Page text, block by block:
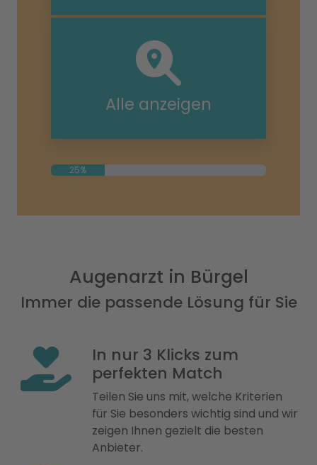
Alle anzeigen
25%
Augenarzt in Bürgel
Immer die passende Lösung für Sie
In nur 3 Klicks zum
perfekten Match
Teilen Sie uns mit, welche Kriterien
für Sie besonders wichtig sind und wir
zeigen Ihnen gezielt die besten
Anbieter.